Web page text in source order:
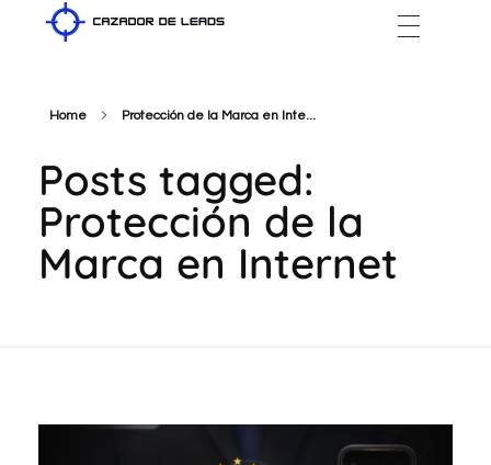
Home Protección de la Marca en Inte...
Posts tagged:
Protección de la
Marca en Internet